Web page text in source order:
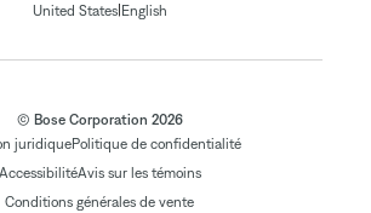
United States| English
© Bose Corporation 2026
juridiquePolitique de confidentialité
AccessibilitéAvis sur les témoins
Conditions générales de vente